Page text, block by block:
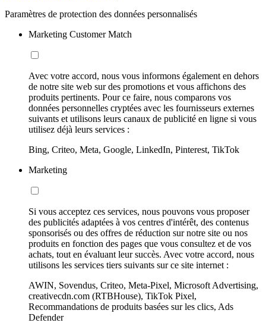
Paramètres de protection des données personnalisés
Marketing Customer Match
Avec votre accord, nous vous informons également en dehors
de notre site web sur des promotions et vous affichons des
produits pertinents. Pour ce faire, nous comparons vos
données personnelles cryptées avec les fournisseurs externes
suivants et utilisons leurs canaux de publicité en ligne si vous
utilisez déjà leurs services :
Bing, Criteo, Meta, Google, LinkedIn, Pinterest, TikTok
Marketing
Si vous acceptez ces services, nous pouvons vous proposer
des publicités adaptées à vos centres d'intérêt, des contenus
sponsorisés ou des offres de réduction sur notre site ou nos
produits en fonction des pages que vous consultez et de vos
achats, tout en évaluant leur succès. Avec votre accord, nous
utilisons les services tiers suivants sur ce site internet :
AWIN, Sovendus, Criteo, Meta-Pixel, Microsoft Advertising,
creativecdn.com (RTBHouse), TikTok Pixel,
Recommandations de produits basées sur les clics, Ads
Defender